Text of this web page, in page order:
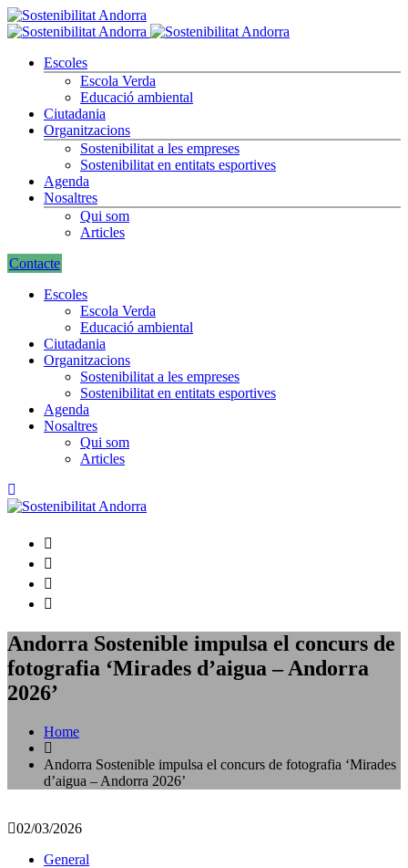
Escoles
Escola Verda
Educació ambiental
Ciutadania
Organitzacions
Sostenibilitat a les empreses
Sostenibilitat en entitats esportives
Agenda
Nosaltres
Qui som
Articles
Contacte
Escoles
Escola Verda
Educació ambiental
Ciutadania
Organitzacions
Sostenibilitat a les empreses
Sostenibilitat en entitats esportives
Agenda
Nosaltres
Qui som
Articles
Andorra Sostenible impulsa el concurs de
fotografia ‘Mirades d’aigua – Andorra
2026’
Home
Andorra Sostenible impulsa el concurs de fotografia ‘Mirades
d’aigua – Andorra 2026’
02/03/2026
General